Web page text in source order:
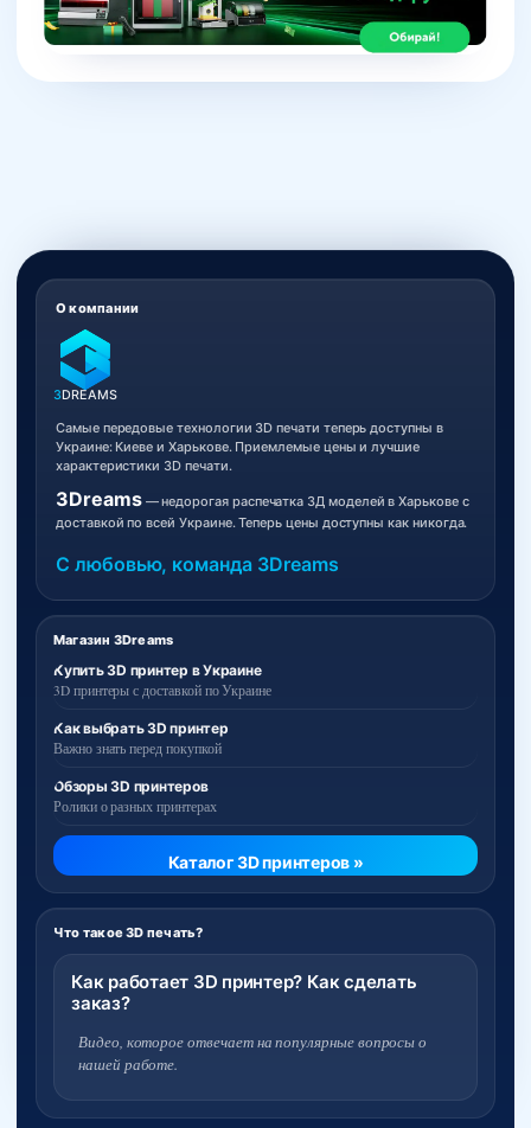
Магазин 3Dreams
Купить 3D принтер в Украине
3D принтеры с доставкой по Украине
Как выбрать 3D принтер
Важно знать перед покупкой
Обзоры 3D принтеров
Ролики о разных принтерах
Каталог 3D принтеров »
Что такое 3D печать?
Как работает 3D принтер? Как сделать
заказ?
Видео, которое отвечает на популярные вопросы о
нашей работе.
О компании
3DREAMS
Самые передовые технологии 3D печати теперь доступны в
Украине: Киеве и Харькове. Приемлемые цены и лучшие
характеристики 3D печати.
3Dreams— недорогая распечатка 3Д моделей в Харькове с
доставкой по всей Украине. Теперь цены доступны как никогда.
С любовью, команда 3Dreams